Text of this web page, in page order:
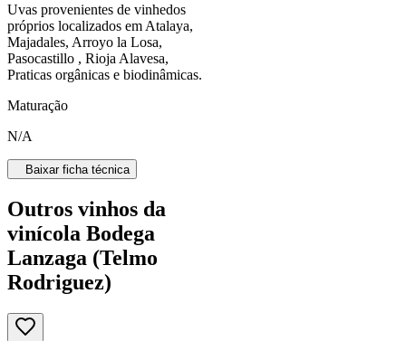
Uvas provenientes de vinhedos
próprios localizados em Atalaya,
Majadales, Arroyo la Losa,
Pasocastillo , Rioja Alavesa,
Praticas orgânicas e biodinâmicas.
Maturação
N/A
Baixar ficha técnica
Outros vinhos da
vinícola Bodega
Lanzaga (Telmo
Rodriguez)